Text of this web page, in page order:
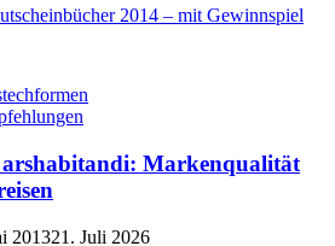
2014 – mit Gewinnspiel
arshabitandi: Markenqualität
201321. Juli 2026